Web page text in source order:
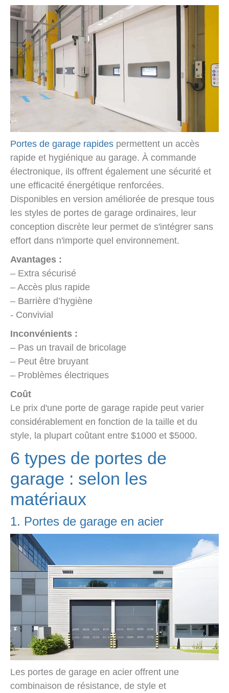
Portes de garage rapides permettent un accès
rapide et hygiénique au garage. À commande
électronique, ils offrent également une sécurité et
une efficacité énergétique renforcées.
Disponibles en version améliorée de presque tous
les styles de portes de garage ordinaires, leur
conception discrète leur permet de s'intégrer sans
effort dans n'importe quel environnement.
Avantages :
– Extra sécurisé
– Accès plus rapide
– Barrière d’hygiène
- Convivial
Inconvénients :
– Pas un travail de bricolage
– Peut être bruyant
– Problèmes électriques
Coût
Le prix d'une porte de garage rapide peut varier
considérablement en fonction de la taille et du
style, la plupart coûtant entre $1000 et $5000.
6 types de portes de
garage : selon les
matériaux
1. Portes de garage en acier
Les portes de garage en acier offrent une
combinaison de résistance, de style et